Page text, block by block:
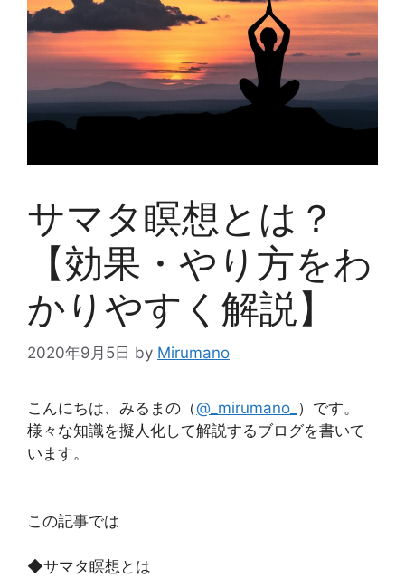
サマタ瞑想とは？
【効果・やり方をわ
かりやすく解説】
2020年9月5日 by Mirumano
こんにちは、みるまの（@_mirumano_ ）です。
様々な知識を擬人化して解説するブログを書いて
います。
この記事では
◆サマタ瞑想とは